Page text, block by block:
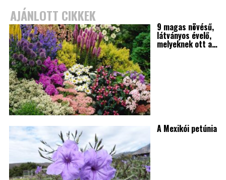
AJÁNLOTT CIKKEK
9 magas növésű,
látványos évelő,
melyeknek ott a…
A Mexikói petúnia